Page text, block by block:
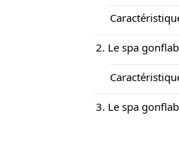
2. Le spa
3. Le spa